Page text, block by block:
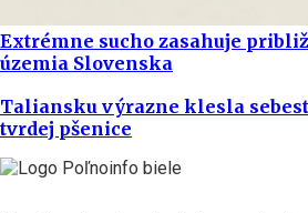
Extrémne sucho zasahuje
územia Slovenska
Taliansku výrazne klesla
tvrdej pšenice